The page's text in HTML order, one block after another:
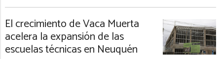
El crecimiento de Vaca Muerta
acelera la expansión de las
escuelas técnicas en Neuquén